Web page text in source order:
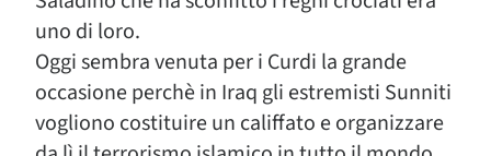
uno di loro.
Oggi sembra venuta per i Curdi la grande
occasione perchè in Iraq gli estremisti Sunniti
vogliono costituire un califfato e organizzare